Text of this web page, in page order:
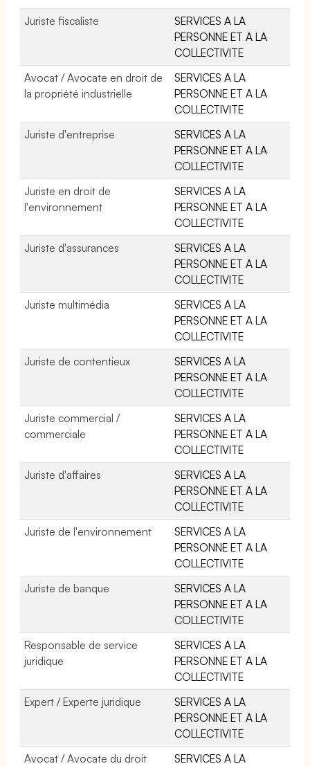
Juriste fiscaliste
SERVICES A LA
PERSONNE ET A LA
COLLECTIVITE
Avocat / Avocate en droit de
la propriété industrielle
SERVICES A LA
PERSONNE ET A LA
COLLECTIVITE
Juriste d'entreprise
SERVICES A LA
PERSONNE ET A LA
COLLECTIVITE
Juriste en droit de
l'environnement
SERVICES A LA
PERSONNE ET A LA
COLLECTIVITE
Juriste d'assurances
SERVICES A LA
PERSONNE ET A LA
COLLECTIVITE
Juriste multimédia
SERVICES A LA
PERSONNE ET A LA
COLLECTIVITE
Juriste de contentieux
SERVICES A LA
PERSONNE ET A LA
COLLECTIVITE
Juriste commercial /
commerciale
SERVICES A LA
PERSONNE ET A LA
COLLECTIVITE
Juriste d'affaires
SERVICES A LA
PERSONNE ET A LA
COLLECTIVITE
Juriste de l'environnement
SERVICES A LA
PERSONNE ET A LA
COLLECTIVITE
Juriste de banque
SERVICES A LA
PERSONNE ET A LA
COLLECTIVITE
Responsable de service
juridique
SERVICES A LA
PERSONNE ET A LA
COLLECTIVITE
Expert / Experte juridique
SERVICES A LA
PERSONNE ET A LA
COLLECTIVITE
Avocat / Avocate du droit
SERVICES A LA